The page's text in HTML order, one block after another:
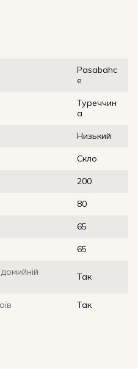
Pasabahc
e
Туреччин
а
Низький
Скло
200
80
65
65
Так
Так